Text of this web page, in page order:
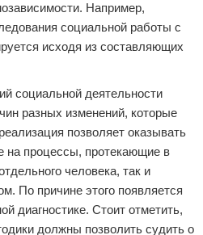
Например,
социальной работы с
исходя из составляющих
социальной деятельности
разных изменений, которые
позволяет оказывать
на процессы, протекающие в
человека, так и
По причине этого появляется
диагностике. Стоит отметить,
должны позволить судить о